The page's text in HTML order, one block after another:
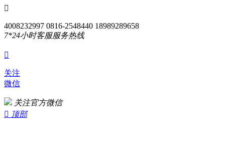

4008232997 0816-2548440 18989289658
7*24小时客服服务热线

关注
微信
关注官方微信
 顶部